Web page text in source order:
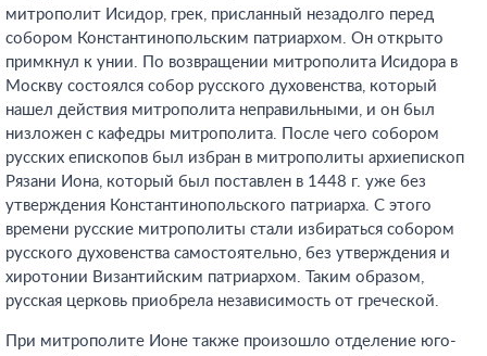
митрополит Исидор, грек, присланный незадолго перед
собором Константинопольским патриархом. Он открыто
примкнул к унии. По возвращении митрополита Исидора в
Москву состоялся собор русского духовенства, который
нашел действия митрополита неправильными, и он был
низложен с кафедры митрополита. После чего собором
русских епископов был избран в митрополиты архиепископ
Рязани Иона, который был поставлен в 1448 г. уже без
утверждения Константинопольского патриарха. С этого
времени русские митрополиты стали избираться собором
русского духовенства самостоятельно, без утверждения и
хиротонии Византийским патриархом. Таким образом,
русская церковь приобрела независимость от греческой.
При митрополите Ионе также произошло отделение юго-